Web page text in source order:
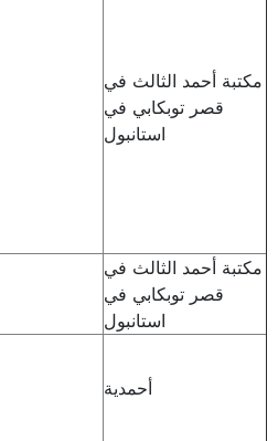
مكتبة أحمد الثالث في
قصر توبكابي في
استانبول
مكتبة أحمد الثالث في
قصر توبكابي في
استانبول
أحمدية